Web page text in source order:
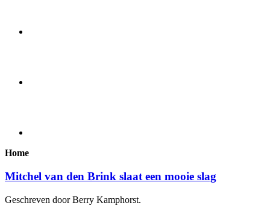
Home
Mitchel van den Brink slaat een mooie slag
Geschreven door Berry Kamphorst.